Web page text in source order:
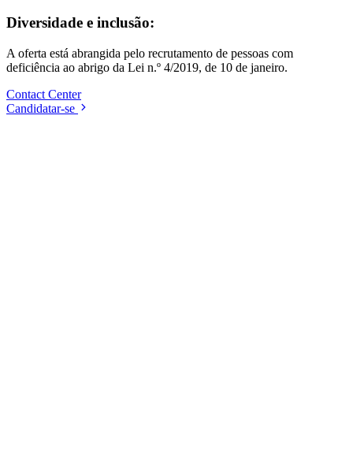
Diversidade e inclusão:
A oferta está abrangida pelo recrutamento de pessoas com
deficiência ao abrigo da Lei n.º 4/2019, de 10 de janeiro.
Contact Center
Candidatar-se